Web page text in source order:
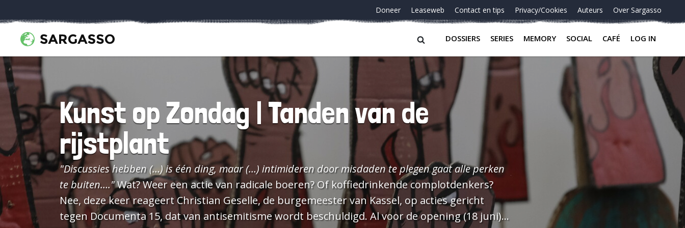
Doneer Leaseweb Contact en tips Privacy/Cookies Auteurs Over Sargasso
DOSSIERS SERIES MEMORY SOCIAL CAFÉ LOG IN
Kunst op Zondag | Tanden van de
rijstplant
"Discussies hebben (…) is één ding, maar (…) intimideren door misdaden te plegen gaat alle perken
te buiten…."Wat? Weer een actie van radicale boeren? Of koffiedrinkende complotdenkers?
Nee, deze keer reageert Christian Geselle, de burgemeester van Kassel, op acties gericht
tegen Documenta 15, dat van antisemitisme wordt beschuldigd. Al voor de opening (18 juni)